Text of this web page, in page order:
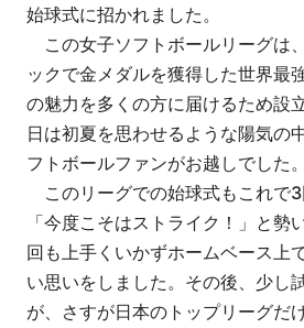
始球式に招かれました。
この女子ソフトボールリーグは
ックで金メダルを獲得した世界最
の魅力を多くの方に届けるため設
日は初夏を思わせるような陽気の
フトボールファンがお越しでした。
このリーグでの始球式もこれで3
「今度こそはストライク！」と勢
回も上手くいかずホームベース上
い思いをしました。その後、少し
が、さすが日本のトップリーグだ